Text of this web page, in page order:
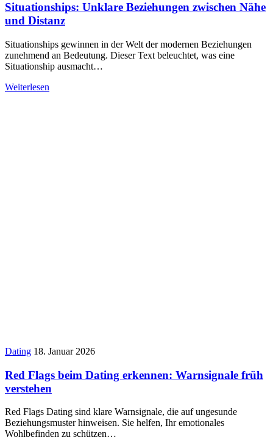
Situationships: Unklare Beziehungen zwischen Nähe
und Distanz
Situationships gewinnen in der Welt der modernen Beziehungen
zunehmend an Bedeutung. Dieser Text beleuchtet, was eine
Situationship ausmacht…
Weiterlesen
Dating 18. Januar 2026
Red Flags beim Dating erkennen: Warnsignale früh
verstehen
Red Flags Dating sind klare Warnsignale, die auf ungesunde
Beziehungsmuster hinweisen. Sie helfen, Ihr emotionales
Wohlbefinden zu schützen…